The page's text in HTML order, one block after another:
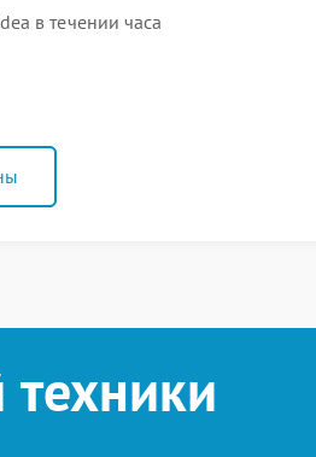
в течении часа